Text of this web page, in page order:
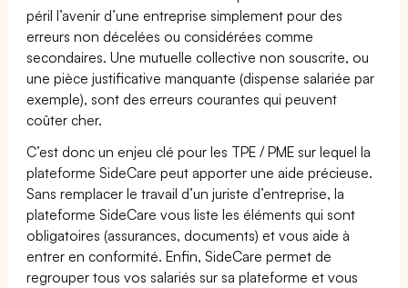
péril l’avenir d’une entreprise simplement pour des
erreurs non décelées ou considérées comme
secondaires. Une mutuelle collective non souscrite, ou
une pièce justificative manquante (dispense salariée par
exemple), sont des erreurs courantes qui peuvent
coûter cher.
C’est donc un enjeu clé pour les TPE / PME sur lequel la
plateforme SideCare peut apporter une aide précieuse.
Sans remplacer le travail d’un juriste d’entreprise, la
plateforme SideCare vous liste les éléments qui sont
obligatoires (assurances, documents) et vous aide à
entrer en conformité. Enfin, SideCare permet de
regrouper tous vos salariés sur sa plateforme et vous